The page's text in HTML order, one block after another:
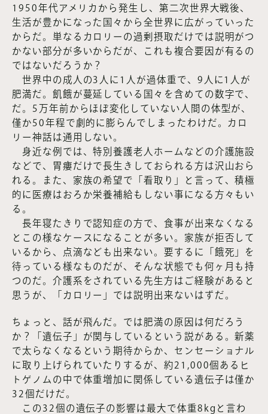
1950年代アメリカから発生し、第二次世界大戦後、
生活が豊かになった国々から全世界に広がっていった
からだ。単なるカロリーの過剰摂取だけでは説明がつ
かない部分が多いからだが、これも複合要因が有るの
ではないだろうか？
世界中の成人の3人に1人が過体重で、9人に1人が
肥満だ。飢餓が蔓延している国々を含めての数字で、
だ。5万年前からほぼ変化していない人間の体型が、
僅か50年程で劇的に膨らんでしまったわけだ。カロ
リー神話は通用しない。
身近な例では、特別養護老人ホームなどの介護施設
などで、胃瘻だけで長生きしておられる方は沢山おら
れる。また、家族の希望で「看取り」と言って、積極
的に医療はおろか栄養補給もしない事になる方々もい
る。
長年寝たきりで認知症の方で、食事が出来なくなる
とこの様なケースになることが多い。家族が拒否して
いるから、点滴なども出来ない。要するに「餓死」を
待っている様なものだが、そんな状態でも何ヶ月も持
つのだ。介護系をされている先生方はご経験があると
思うが、「カロリー」では説明出来ないはずだ。
ちょっと、話が飛んだ。では肥満の原因は何だろう
か？「遺伝子」が関与しているという説がある。新薬
で太らなくなるという期待からか、センセーショナル
に取り上げられていたりするが、約21,000個あるヒ
トゲノムの中で体重増加に関係している遺伝子は僅か
32個だけだ。
この32個の遺伝子の影響は最大で体重8kgと言わ